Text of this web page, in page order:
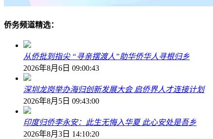
侨务频道精选：
从侨批到指尖 “寻亲摆渡人”助华侨华人寻根归乡
2026年8月6日 09:00:43
深圳龙岗举办海归创新发展大会 启侨界人才连接计划
2026年8月5日 09:43:00
印度归侨李永安：此生无悔入华夏 此心安处是吾乡
2026年8月3日 14:10:20